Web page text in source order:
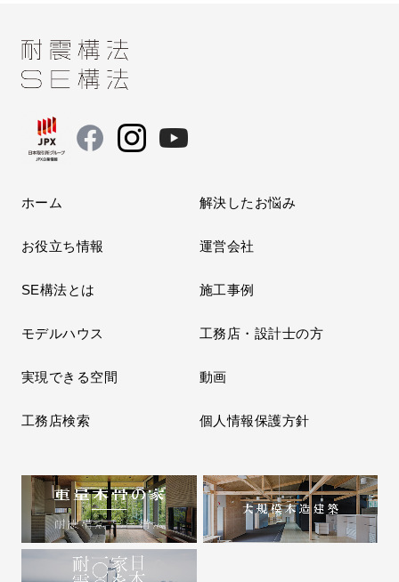
ホーム 解決したお悩み
お役立ち情報 運営会社
SE構法とは 施工事例
モデルハウス 工務店・設計士の方
実現できる空間 動画
工務店検索 個人情報保護方針